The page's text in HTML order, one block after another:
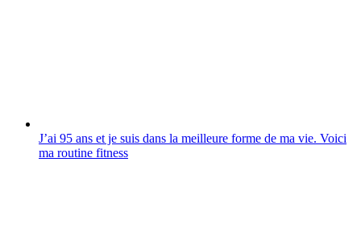
J’ai 95 ans et je suis dans la meilleure forme de ma vie. Voici
ma routine fitness